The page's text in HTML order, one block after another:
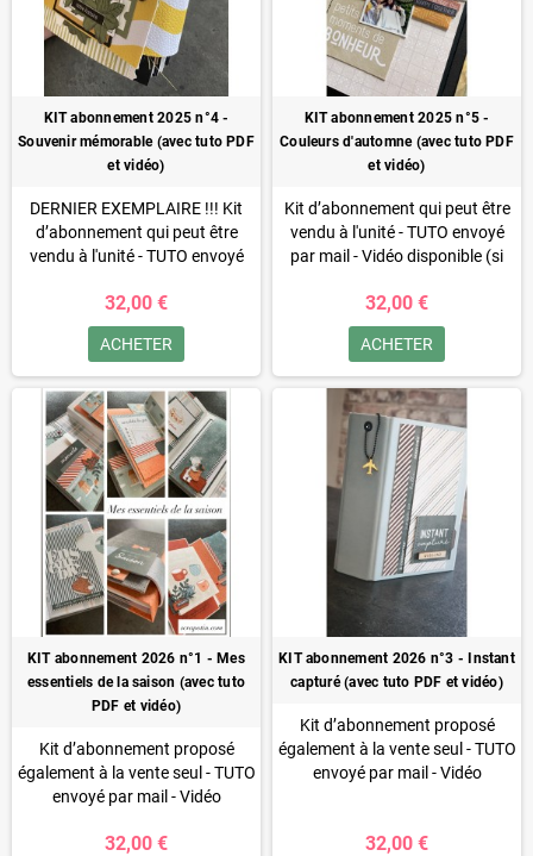
KIT abonnement 2025 n°4 -
Souvenir mémorable (avec tuto PDF
et vidéo)
DERNIER EXEMPLAIRE !!! Kit
d’abonnement qui peut être
vendu à l'unité - TUTO envoyé
vous souscrivez à un
abonnement, vous pouvez
l'inclure dans votre abonnement
à un tarif préférentiel)
32,00 €
ACHETER
KIT abonnement 2025 n°5 -
Couleurs d'automne (avec tuto PDF
et vidéo)
Kit d’abonnement qui peut être
vendu à l'unité - TUTO envoyé
par mail - Vidéo disponible (si
abonnement, vous pouvez
l'inclure dans votre abonnement
à un tarif préférentiel)
32,00 €
ACHETER
KIT abonnement 2026 n°1 - Mes
essentiels de la saison (avec tuto
PDF et vidéo)
Kit d’abonnement proposé
également à la vente seul - TUTO
envoyé par mail - Vidéo
un abonnement, vous pouvez
32,00 €
KIT abonnement 2026 n°3 - Instant
capturé (avec tuto PDF et vidéo)
Kit d’abonnement proposé
également à la vente seul - TUTO
envoyé par mail - Vidéo
l'inclure dans votre abonnement
32,00 €